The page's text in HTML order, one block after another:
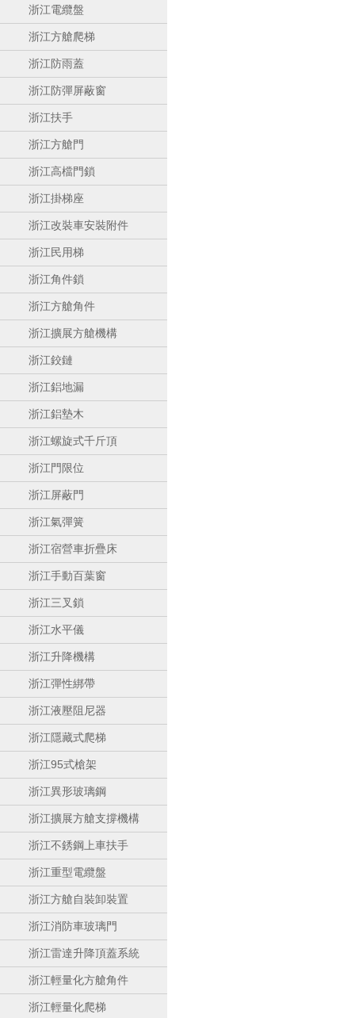
浙江電纜盤
浙江方艙爬梯
浙江防雨蓋
浙江防彈屏蔽窗
浙江扶手
浙江方艙門
浙江高檔門鎖
浙江掛梯座
浙江改裝車安裝附件
浙江民用梯
浙江角件鎖
浙江方艙角件
浙江擴展方艙機構
浙江鉸鏈
浙江鋁地漏
浙江鋁墊木
浙江螺旋式千斤頂
浙江門限位
浙江屏蔽門
浙江氣彈簧
浙江宿營車折疊床
浙江手動百葉窗
浙江三叉鎖
浙江水平儀
浙江升降機構
浙江彈性綁帶
浙江液壓阻尼器
浙江隱藏式爬梯
浙江95式槍架
浙江異形玻璃鋼
浙江擴展方艙支撐機構
浙江不銹鋼上車扶手
浙江重型電纜盤
浙江方艙自裝卸裝置
浙江消防車玻璃門
浙江雷達升降頂蓋系統
浙江輕量化方艙角件
浙江輕量化爬梯